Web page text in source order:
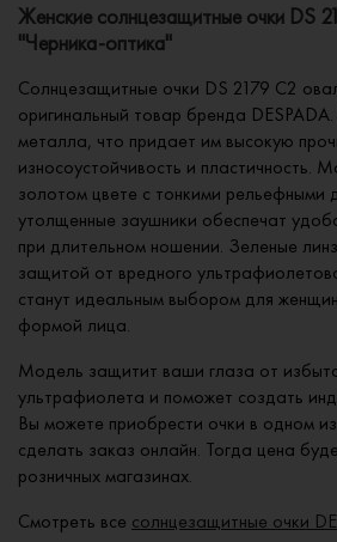
Женские солнцезащитные очки DS
"Черника-оптика"
Солнцезащитные очки DS 2179 C2
оригинальный товар бренда
металла, что придает им высокую
износоустойчивость и пластичность.
золотом цвете с тонкими рельефными
утолщенные заушники обеспечат
при длительном ношении. Зеленые
защитой от вредного
станут идеальным выбором для
формой лица.
Модель защитит ваши глаза от
ультрафиолета и поможет создать
Вы можете приобрести очки в одном
сделать заказ онлайн. Тогда цена
розничных магазинах.
Смотреть все солнцезащитные очки